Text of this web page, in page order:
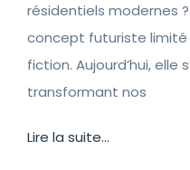
résidentiels modernes
concept futuriste limité
fiction. Aujourd’hui, elle
transformant nos
Lire la suite...